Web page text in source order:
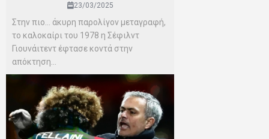
23/03/2025
Στην πιο… άκυρη παρολίγον μεταγραφή,
το καλοκαίρι του 1978 η Σέφιλντ
Γιουνάιτεντ έφτασε κοντά στην
απόκτηση...